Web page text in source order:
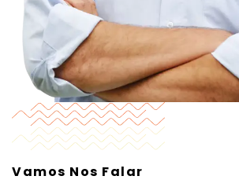
Vamos Nos Falar